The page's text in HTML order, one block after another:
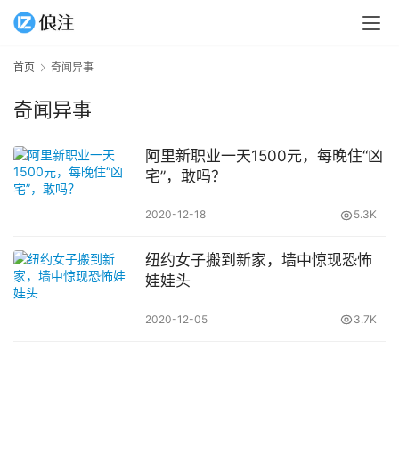
首页 奇闻异事
奇闻异事
阿里新职业一天1500元，每晚住“凶
宅”，敢吗？
2020-12-18 5.3K
纽约女子搬到新家，墙中惊现恐怖
娃娃头
2020-12-05 3.7K